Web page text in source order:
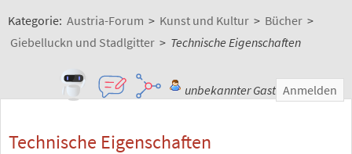
Kategorie: Austria-Forum > Kunst und Kultur > Bücher >
Giebelluckn und Stadlgitter > Technische Eigenschaften
unbekannter Gast Anmelden
Technische Eigenschaften